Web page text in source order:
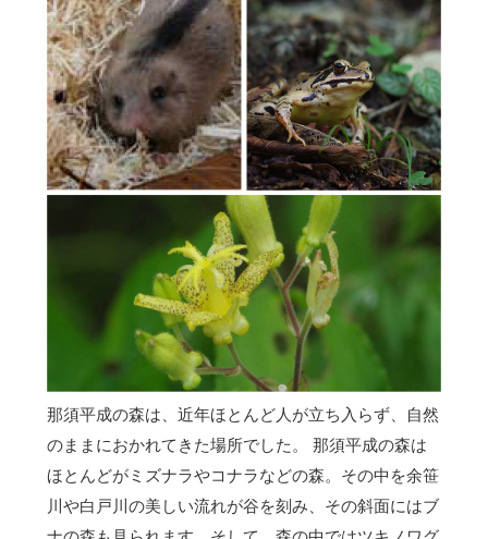
那須平成の森は、近年ほとんど人が立ち入らず、自然
のままにおかれてきた場所でした。 那須平成の森は
ほとんどがミズナラやコナラなどの森。その中を余笹
川や白戸川の美しい流れが谷を刻み、その斜面にはブ